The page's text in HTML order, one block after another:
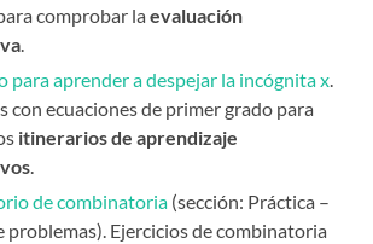
comprobar laevaluación
.
para aprender a despejar la incógnita x.
con ecuaciones de primer grado para
itinerarios de aprendizaje
.
de combinatoria (sección: Práctica –
problemas). Ejercicios de combinatoria